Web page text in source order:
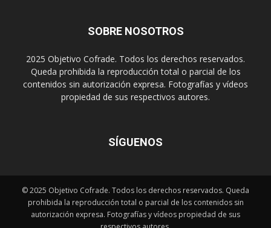
SOBRE NOSOTROS
2025 Objetivo Cofrade. Todos los derechos reservados.
Queda prohibida la reproducción total o parcial de los
contenidos sin autorización expresa. Fotografías y vídeos
propiedad de sus respectivos autores.
SÍGUENOS
© 2025 Objetivo Cofrade. Todos los derechos reservados. Queda
prohibida la reproducción total o parcial de los contenidos sin
autorización expresa. Fotografías y vídeos propiedad de sus